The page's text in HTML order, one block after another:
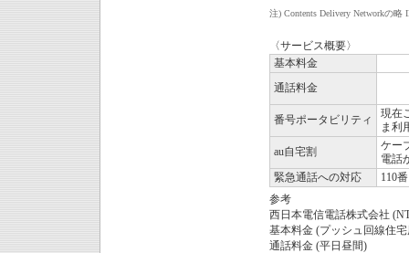
注) Contents Delivery Networkの
〈サービス概要〉
基本料金
通話料金
番号ポータビリティ
現在
ま利
au自宅割
ケー
電話
緊急通話への対応
110
参考
西日本電信電話株式会社
基本料金 (プッシュ回線住
通話料金 (平日昼間)